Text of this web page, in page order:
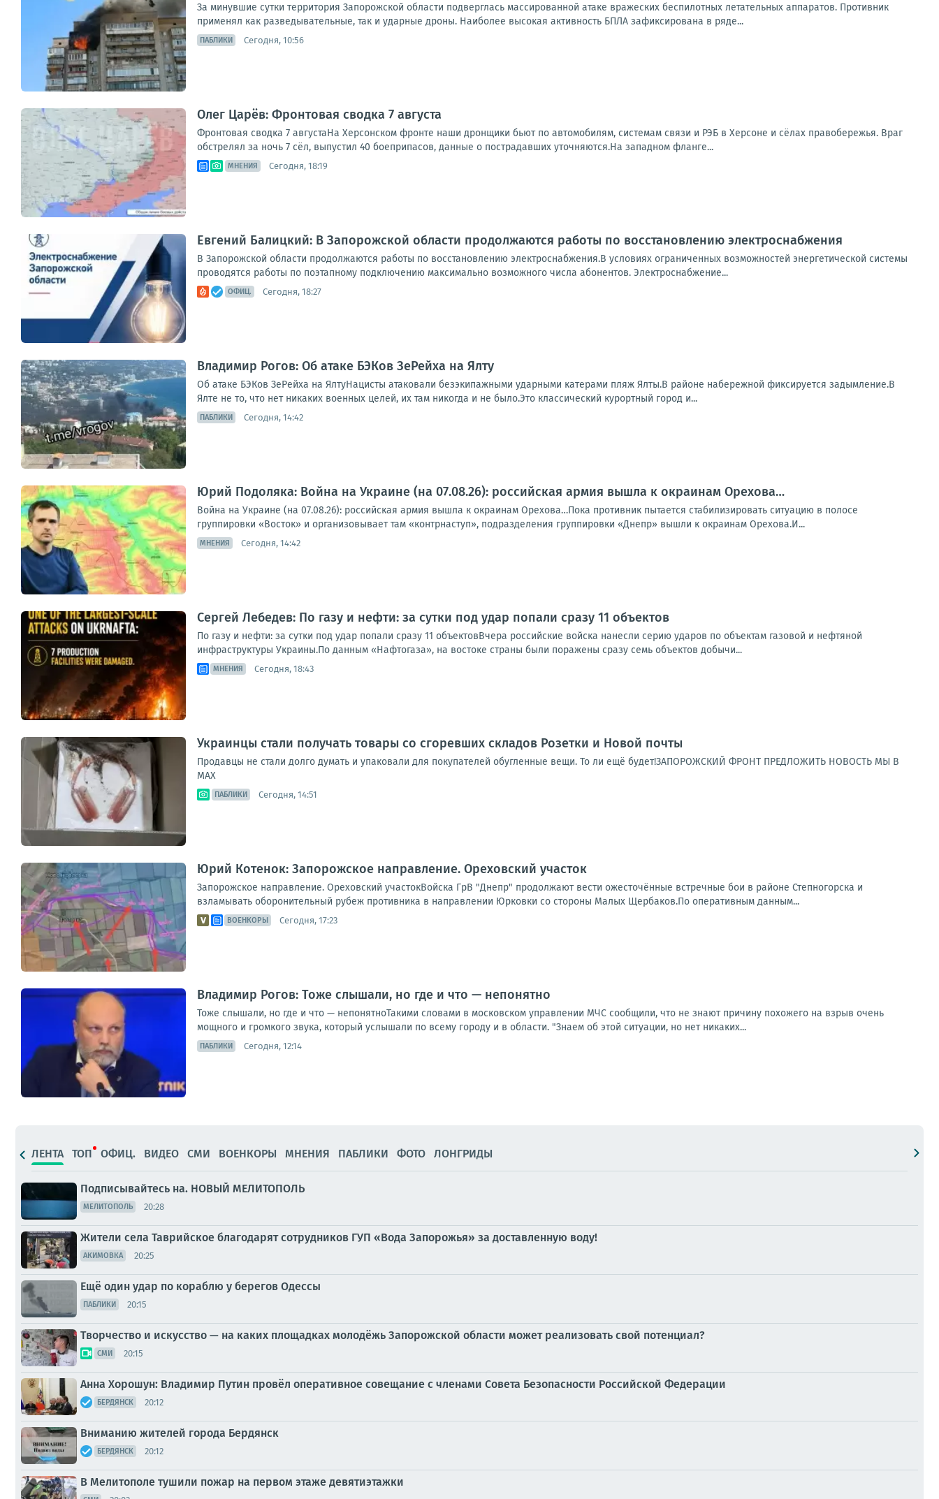
За минувшие сутки территория Запорожской области подверглась массированной атаке вражеских беспилотных летательных аппаратов. Противник
применял как разведывательные, так и ударные дроны. Наиболее высокая активность БПЛА зафиксирована в ряде...
ПАБЛИКИ Сегодня, 10:56
Олег Царёв: Фронтовая сводка 7 августа
Фронтовая сводка 7 августаНа Херсонском фронте наши дронщики бьют по автомобилям, системам связи и РЭБ в Херсоне и сёлах правобережья. Враг
обстрелял за ночь 7 сёл, выпустил 40 боеприпасов, данные о пострадавших уточняются.На западном фланге...
МНЕНИЯ Сегодня, 18:19
Евгений Балицкий: В Запорожской области продолжаются работы по восстановлению электроснабжения
В Запорожской области продолжаются работы по восстановлению электроснабжения.В условиях ограниченных возможностей энергетической системы
проводятся работы по поэтапному подключению максимально возможного числа абонентов. Электроснабжение...
ОФИЦ. Сегодня, 18:27
Владимир Рогов: Об атаке БЭКов ЗеРейха на Ялту
Об атаке БЭКов ЗеРейха на ЯлтуНацисты атаковали безэкипажными ударными катерами пляж Ялты.В районе набережной фиксируется задымление.В
Ялте не то, что нет никаких военных целей, их там никогда и не было.Это классический курортный город и...
ПАБЛИКИ Сегодня, 14:42
Юрий Подоляка: Война на Украине (на 07.08.26): российская армия вышла к окраинам Орехова…
Война на Украине (на 07.08.26): российская армия вышла к окраинам Орехова…Пока противник пытается стабилизировать ситуацию в полосе
группировки «Восток» и организовывает там «контрнаступ», подразделения группировки «Днепр» вышли к окраинам Орехова.И...
МНЕНИЯ Сегодня, 14:42
Сергей Лебедев: По газу и нефти: за сутки под удар попали сразу 11 объектов
По газу и нефти: за сутки под удар попали сразу 11 объектовВчера российские войска нанесли серию ударов по объектам газовой и нефтяной
инфраструктуры Украины.По данным «Нафтогаза», на востоке страны были поражены сразу семь объектов добычи...
МНЕНИЯ Сегодня, 18:43
Украинцы стали получать товары со сгоревших складов Розетки и Новой почты
Продавцы не стали долго думать и упаковали для покупателей обугленные вещи. То ли ещё будет!ЗАПОРОЖСКИЙ ФРОНТ ПРЕДЛОЖИТЬ НОВОСТЬ МЫ В
MAX
ПАБЛИКИ Сегодня, 14:51
Юрий Котенок: Запорожское направление. Ореховский участок
Запорожское направление. Ореховский участокВойска ГрВ "Днепр" продолжают вести ожесточённые встречные бои в районе Степногорска и
взламывать оборонительный рубеж противника в направлении Юрковки со стороны Малых Щербаков.По оперативным данным...
ВОЕНКОРЫ Сегодня, 17:23
Владимир Рогов: Тоже слышали, но где и что — непонятно
Тоже слышали, но где и что — непонятноТакими словами в московском управлении МЧС сообщили, что не знают причину похожего на взрыв очень
мощного и громкого звука, который услышали по всему городу и в области. "Знаем об этой ситуации, но нет никаких...
ПАБЛИКИ Сегодня, 12:14
ЛЕНТА ТОП ОФИЦ. ВИДЕО СМИ ВОЕНКОРЫ МНЕНИЯ ПАБЛИКИ ФОТО ЛОНГРИДЫ
Подписывайтесь на. НОВЫЙ МЕЛИТОПОЛЬ
МЕЛИТОПОЛЬ 20:28
Жители села Таврийское благодарят сотрудников ГУП «Вода Запорожья» за доставленную воду!
АКИМОВКА 20:25
Ещё один удар по кораблю у берегов Одессы
ПАБЛИКИ 20:15
Творчество и искусство — на каких площадках молодёжь Запорожской области может реализовать свой потенциал?
СМИ 20:15
Анна Хорошун: Владимир Путин провёл оперативное совещание с членами Совета Безопасности Российской Федерации
БЕРДЯНСК 20:12
Вниманию жителей города Бердянск
БЕРДЯНСК 20:12
В Мелитополе тушили пожар на первом этаже девятиэтажки